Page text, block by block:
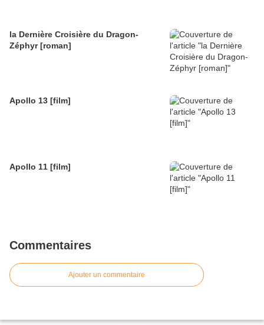
la Dernière Croisière du Dragon-
Zéphyr [roman]
Apollo 13 [film]
Apollo 11 [film]
Commentaires
Ajouter un commentaire